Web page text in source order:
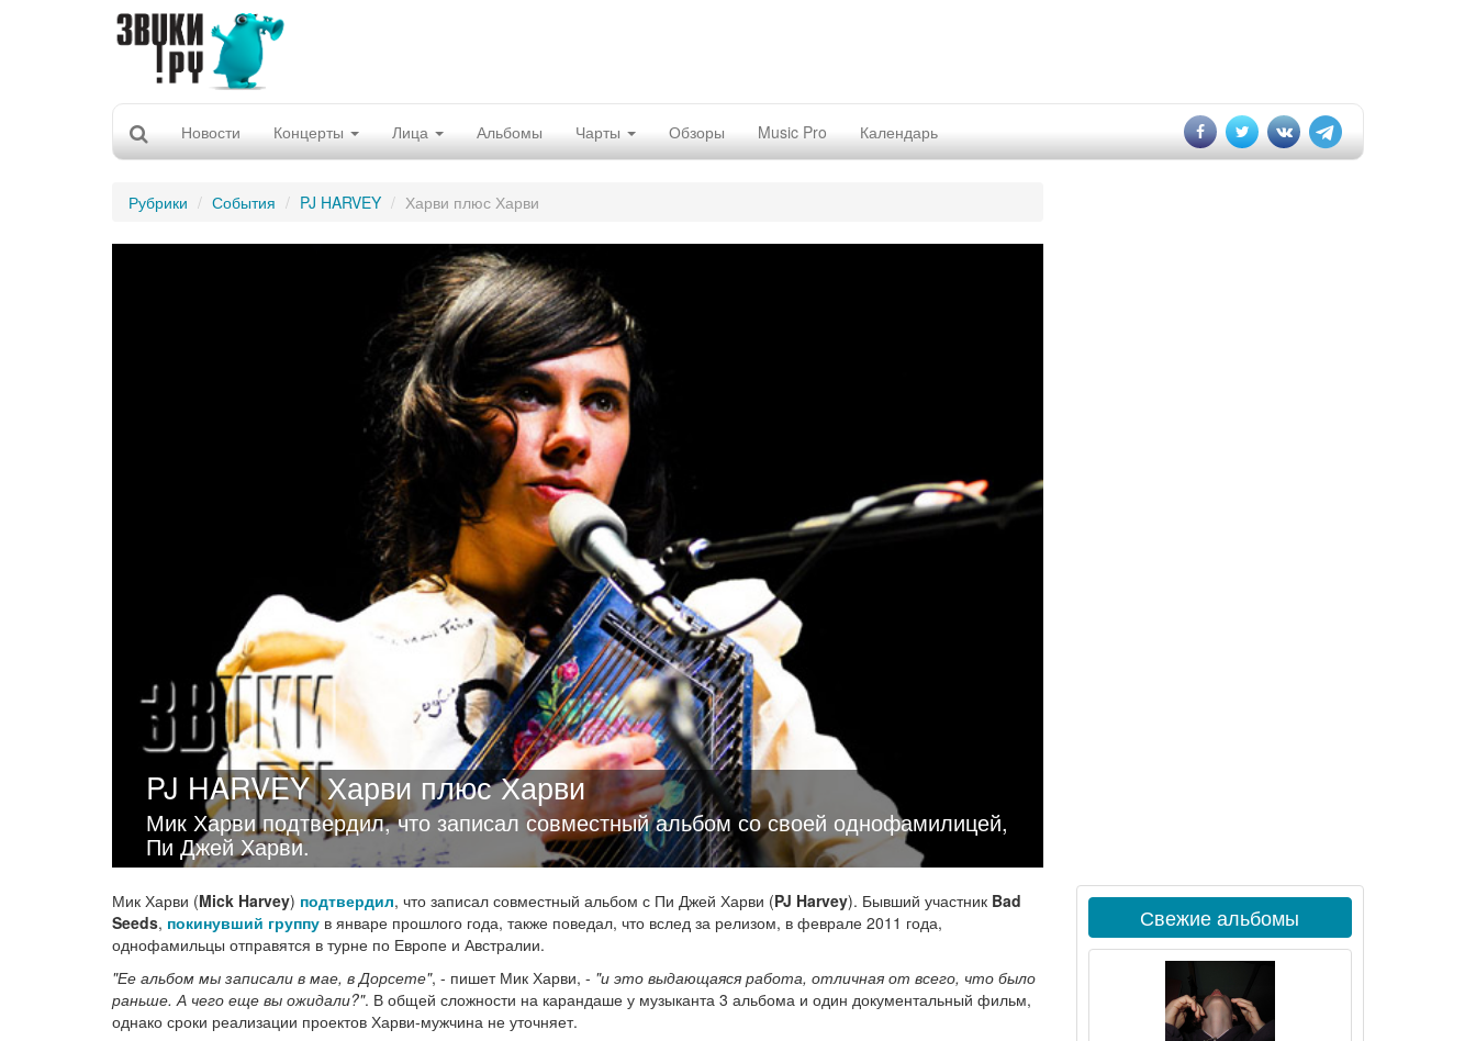
Новости Концерты Лица Альбомы Чарты Обзоры Music Pro Календарь
Рубрики События PJ HARVEY Харви плюс Харви
PJ HARVEY Харви плюс Харви
Мик Харви подтвердил, что записал совместный альбом со своей однофамилицей,
Пи Джей Харви.
Мик Харви (Mick Harvey) подтвердил, что записал совместный альбом с Пи Джей Харви (PJ Harvey). Бывший участник Bad
Seeds, покинувший группу в январе прошлого года, также поведал, что вслед за релизом, в феврале 2011 года,
однофамильцы отправятся в турне по Европе и Австралии.
"Ее альбом мы записали в мае, в Дорсете", - пишет Мик Харви, - "и это выдающаяся работа, отличная от всего, что было
раньше. А чего еще вы ожидали?". В общей сложности на карандаше у музыканта 3 альбома и один документальный фильм,
однако сроки реализации проектов Харви-мужчина не уточняет.
Свежие альбомы